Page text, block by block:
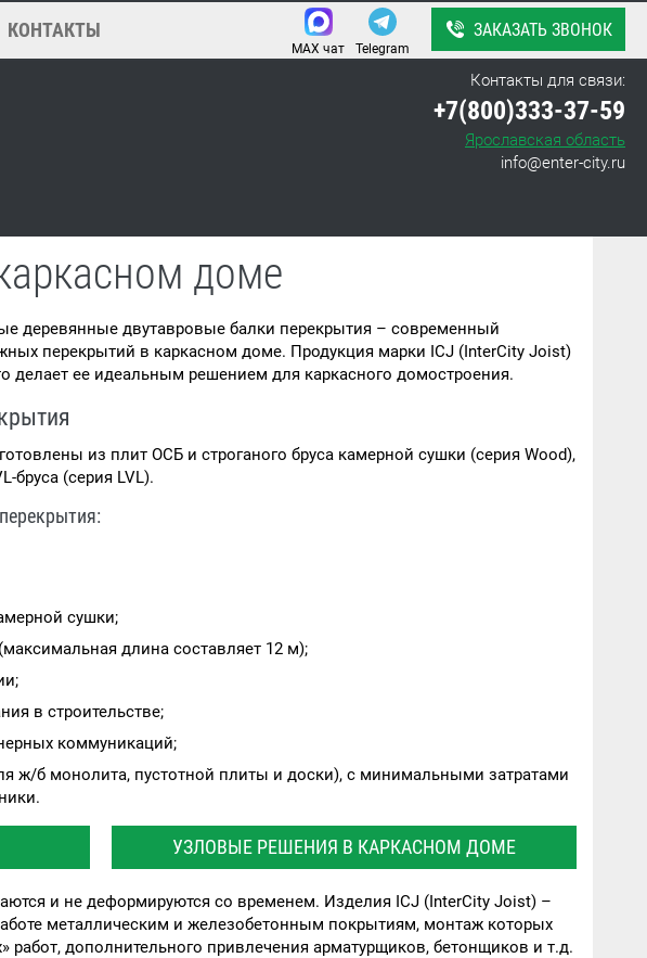
ЗАКАЗАТЬ ЗВОНОК
MAX чат Telegram
КОНТАКТЫ
Контакты для связи:
+7(800)333-37-59
Ярославская область
info@enter-city.ru
доме
деревянные двутавровые балки перекрытия – современный
перекрытий в каркасном доме. Продукция марки ICJ (InterCity Joist)
делает ее идеальным решением для каркасного домостроения.
из плит ОСБ и строганого бруса камерной сушки (серия Wood),
бруса (серия LVL).
сушки;
длина составляет 12 м);
в строительстве;
коммуникаций;
ж/б монолита, пустотной плиты и доски), с минимальными затратами
УЗЛОВЫЕ РЕШЕНИЯ В КАРКАСНОМ ДОМЕ
и не деформируются со временем. Изделия ICJ (InterCity Joist) –
металлическим и железобетонным покрытиям, монтаж которых
дополнительного привлечения арматурщиков, бетонщиков и т.д.